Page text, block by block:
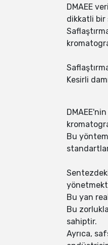
DMAEE
dikkatli bir
Kesirli
Bu
Bu yan
Bu
sahiptir.
Ayrıca,